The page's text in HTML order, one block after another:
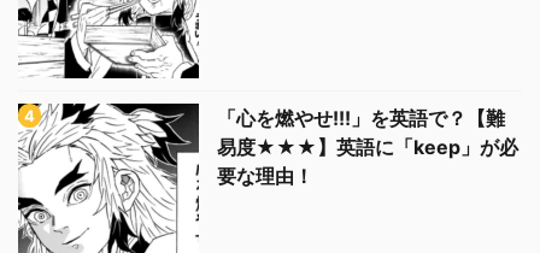
「心を燃やせ!!!」を英語で？【難
易度★★★】英語に「keep」が必
要な理由！